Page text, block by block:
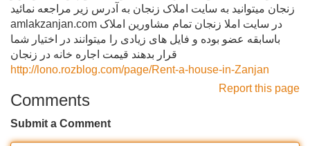
زنجان میتوانید به سایت املاک زنجان به آدرس زیر مراجعه نمائید
amlakzanjan.com در سایت املا زنجان تمام مشاورین املاک
باسابقه عضو بوده و فایل های زیادی را میتوانند در اختیار شما
قرار بدهند قیمت اجاره خانه در زنجان
http://lono.rozblog.com/page/Rent-a-house-in-Zanjan
Report this page
Comments
Submit a Comment